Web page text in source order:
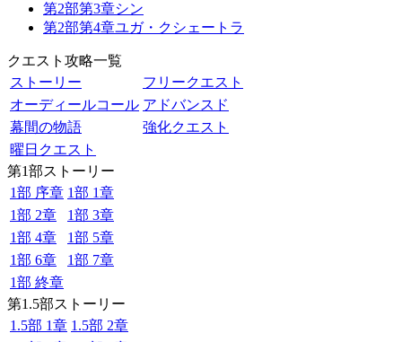
第2部第3章シン
第2部第4章ユガ・クシェートラ
クエスト攻略一覧
ストーリー
フリークエスト
オーディールコール アドバンスド
幕間の物語
強化クエスト
曜日クエスト
第1部ストーリー
1部 序章 1部 1章
1部 2章
1部 3章
1部 4章
1部 5章
1部 6章
1部 7章
1部 終章
第1.5部ストーリー
1.5部 1章 1.5部 2章